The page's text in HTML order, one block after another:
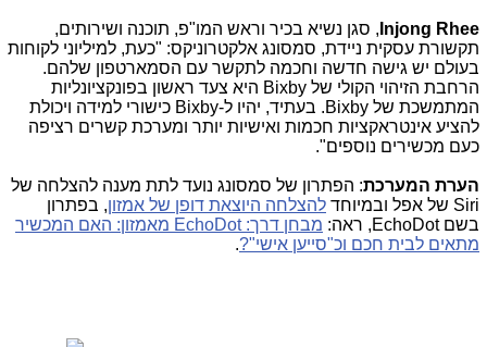
Injong Rhee , סגן נשיא בכיר וראש המו"פ, תוכנה ושירותים,
תקשורת עסקית ניידת, סמסונג אלקטרוניקס: "כעת, למיליוני לקוחות
בעולם יש גישה חדשה וחכמה לתקשר עם הסמארטפון שלהם.
הרחבת הזיהוי הקולי של Bixby היא צעד ראשון בפונקציונליות
המתמשכת של Bixby. בעתיד, יהיו ל-Bixby כישורי למידה ויכולת
להציע אינטראקציות חכמות ואישיות יותר ומערכת קשרים רציפה
כעם מכשירים נוספים".
הערת המערכת: הפתרון של סמסונג נועד לתת מענה להצלחה של
Siri של אפל ובמיוחד
להצלחה היוצאת דופן של אמזון, בפתרון
בשם EchoDot, ראה:
מבחן דרך: EchoDot מאמזון: האם המכשיר
מתאים לבית חכם וכ"סייען אישי"?.